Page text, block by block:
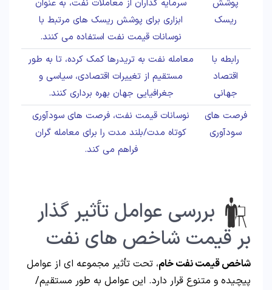
پوشش
ریسک
سرمایه گذاران از معاملات نفت، به عنوان
ابزاری برای پوشش ریسک های مرتبط با
نوسانات قیمت نفت استفاده می کنند.
رابطه با
اقتصاد
جهانی
معامله نفت به تریدرها کمک کرده، تا به طور
مستقیم از تغییرات اقتصادی، سیاسی و
جغرافیایی جهان بهره برداری کنند.
فرصت های
سودآوری
نوسانات قیمت نفت، فرصت های سودآوری
کوتاه مدت/بلند مدت را برای معامله گران
فراهم می کند.
بررسی عوامل تأثیر گذار
بر قیمت شاخص های نفت
شاخص قیمت نفت خام، تحت تأثیر مجموعه ای از عوامل
پیچیده و متنوع قرار دارد. این عوامل به طور مستقیم/